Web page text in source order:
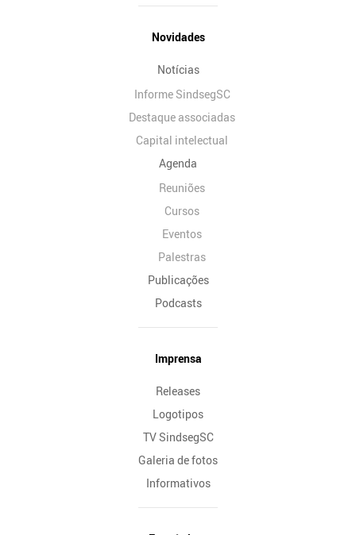
Novidades
Notícias
Informe SindsegSC
Destaque associadas
Capital intelectual
Agenda
Reuniões
Cursos
Eventos
Palestras
Publicações
Podcasts
Imprensa
Releases
Logotipos
TV SindsegSC
Galeria de fotos
Informativos